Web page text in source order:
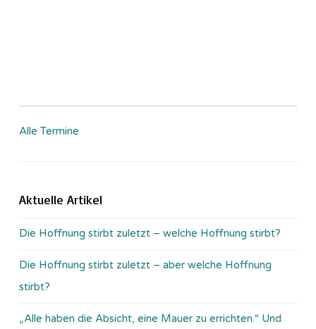
Alle Termine
Aktuelle Artikel
Die Hoffnung stirbt zuletzt – welche Hoffnung stirbt?
Die Hoffnung stirbt zuletzt – aber welche Hoffnung
stirbt?
„Alle haben die Absicht, eine Mauer zu errichten.“ Und